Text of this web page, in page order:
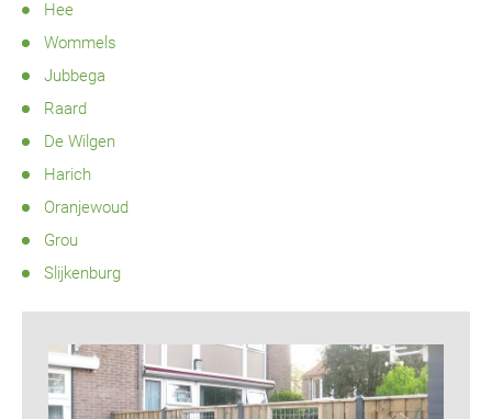
Hee
Wommels
Jubbega
Raard
De Wilgen
Harich
Oranjewoud
Grou
Slijkenburg